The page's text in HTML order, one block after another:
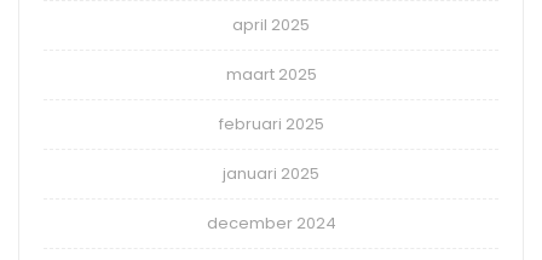
april 2025
maart 2025
februari 2025
januari 2025
december 2024